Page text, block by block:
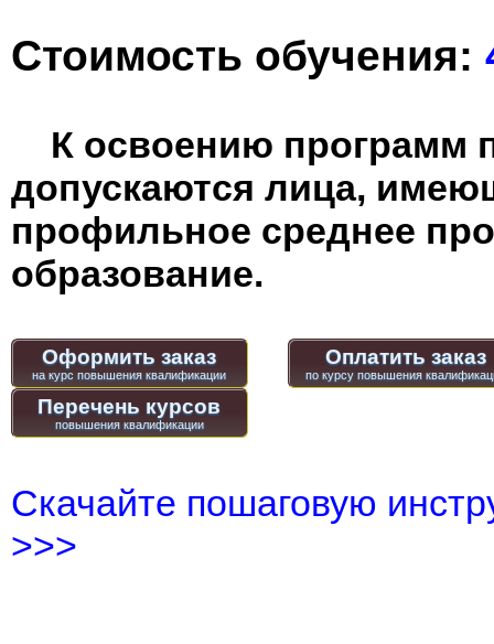
Стоимость обучения:
К освоению программ
допускаются лица,
профильное среднее
образование.
Оформить заказ Оплатить заказ
Перечень курсов
повышения квалификации
Скачайте пошаговую
>>>